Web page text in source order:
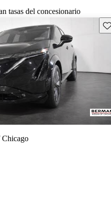
tasas del concesionario
Chicago